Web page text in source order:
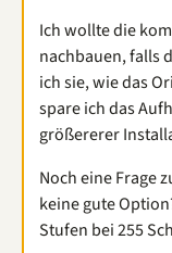
Ich wollte die
nachbauen, falls
ich sie, wie das
spare ich das
größererer
Noch eine Frage
keine gute
Stufen bei 255